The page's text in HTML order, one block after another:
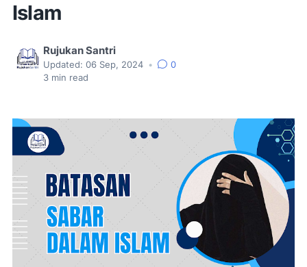
Islam
Rujukan Santri
Updated: 06 Sep, 2024 •
0
3 min read